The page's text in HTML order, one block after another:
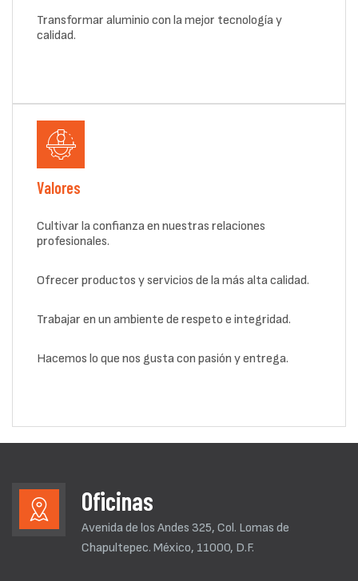
Transformar aluminio con la mejor tecnología y
calidad.
Valores
Cultivar la confianza en nuestras relaciones
profesionales.
Ofrecer productos y servicios de la más alta calidad.
Trabajar en un ambiente de respeto e integridad.
Hacemos lo que nos gusta con pasión y entrega.
Oficinas
Avenida de los Andes 325, Col. Lomas de
Chapultepec. México, 11000, D.F.